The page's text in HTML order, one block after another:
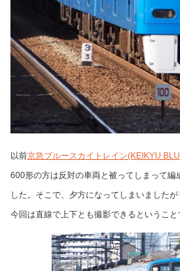
以前京急ブルースカイトレイン(KEIKYU
600形の方は反対の車両と被ってしまって編
した。そこで、夕方になってしまいましたが
今回は直線で上下とも撮影できるということ